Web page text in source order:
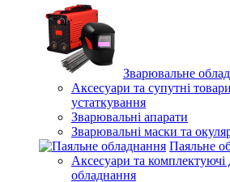
Зварювальне
Аксесуари та супутні
устаткування
Зварювальні апарати
Зварювальні маски та
Паяльне
Аксесуари та комплектуючі
обладнання